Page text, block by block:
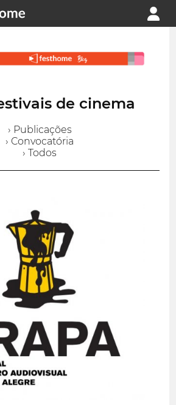
de cinema
› Publicações
› Convocatória
› Todos